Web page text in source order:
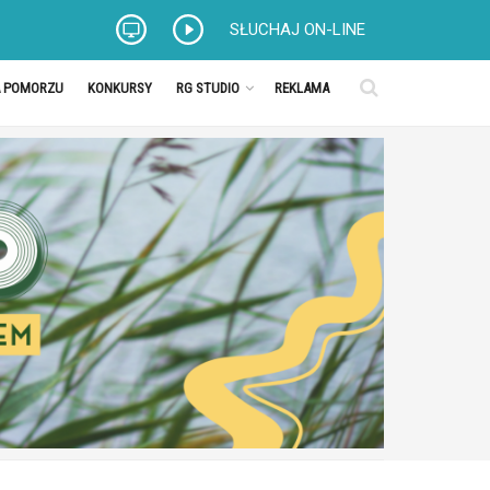
SŁUCHAJ ON-LINE
KONKURSY RG STUDIO REKLAMA